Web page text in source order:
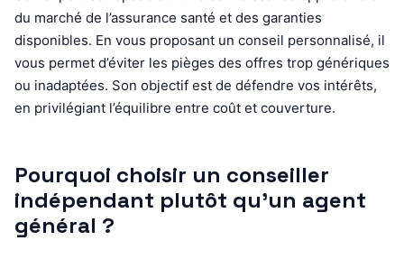
du marché de l’assurance santé et des garanties
disponibles. En vous proposant un conseil personnalisé, il
vous permet d’éviter les pièges des offres trop génériques
ou inadaptées. Son objectif est de défendre vos intérêts,
en privilégiant l’équilibre entre coût et couverture.
Pourquoi choisir un conseiller
indépendant plutôt qu’un agent
général ?